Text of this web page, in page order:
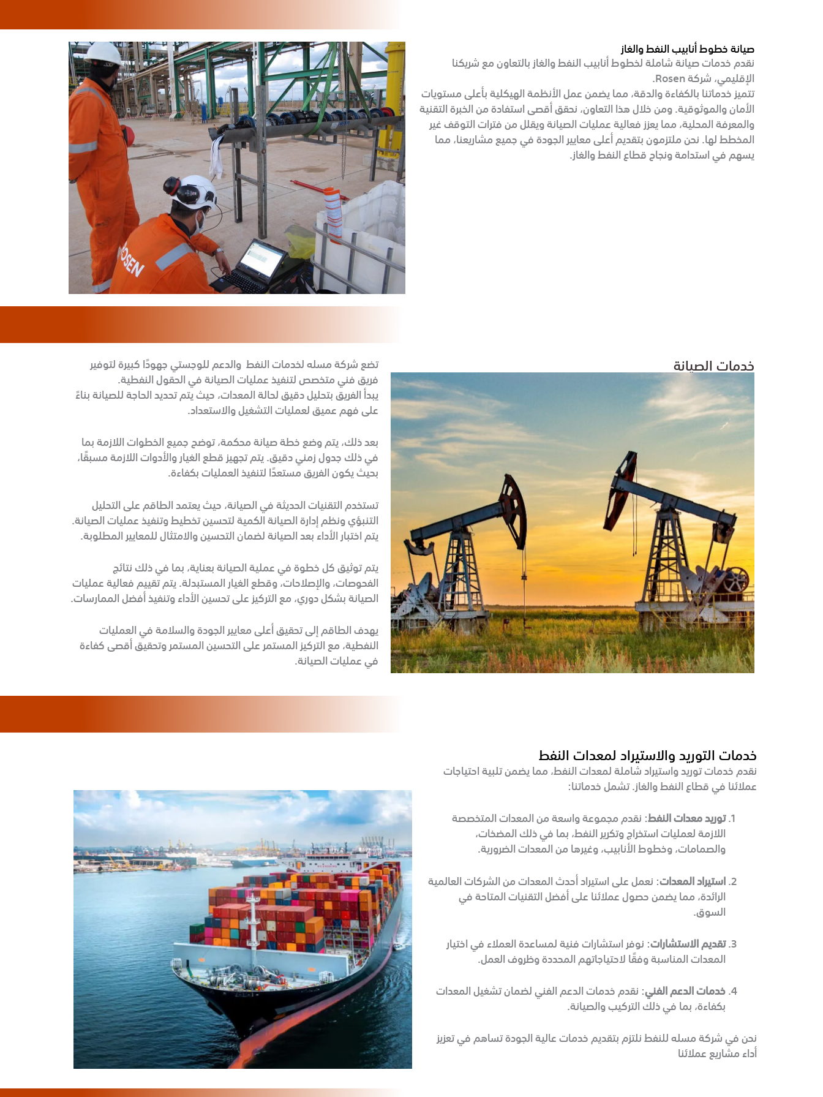
صيانة خطوط أنابيب النفط والغاز
نقدم خدمات صيانة شاملة لخطوط أنابيب النفط والغاز بالتعاون مع شريكنا
الإقليمي، شركة Rosen.
تتميز خدماتنا بالكفاءة والدقة، مما يضمن عمل الأنظمة الهيكلية بأعلى مستويات
الأمان والموثوقية. ومن خلال هذا التعاون، نحقق أقصى استفادة من الخبرة التقنية
والمعرفة المحلية، مما يعزز فعالية عمليات الصيانة ويقلل من فترات التوقف غير
المخطط لها. نحن ملتزمون بتقديم أعلى معايير الجودة في جميع مشاريعنا، مما
يسهم في استدامة ونجاح قطاع النفط والغاز.
خدمات الصيانة تضع شركة مسله لخدمات النفط والدعم للوجستي جهودًا كبيرة لتوفير
فريق فني متخصص لتنفيذ عمليات الصيانة في الحقول النفطية.
يبدأ الفريق بتحليل دقيق لحالة المعدات، حيث يتم تحديد الحاجة للصيانة بناءً
على فهم عميق لعمليات التشغيل والاستعداد.
بعد ذلك، يتم وضع خطة صيانة محكمة، توضح جميع الخطوات اللازمة بما
في ذلك جدول زمني دقيق. يتم تجهيز قطع الغيار والأدوات اللازمة مسبقًا،
بحيث يكون الفريق مستعدًا لتنفيذ العمليات بكفاءة.
تستخدم التقنيات الحديثة في الصيانة، حيث يعتمد الطاقم على التحليل
التنبؤي ونظم إدارة الصيانة الكمية لتحسين تخطيط وتنفيذ عمليات الصيانة.
يتم اختبار الأداء بعد الصيانة لضمان التحسين والامتثال للمعايير المطلوبة.
يتم توثيق كل خطوة في عملية الصيانة بعناية، بما في ذلك نتائج
الفحوصات، والإصلاحات، وقطع الغيار المستبدلة. يتم تقييم فعالية عمليات
الصيانة بشكل دوري، مع التركيز على تحسين الأداء وتنفيذ أفضل الممارسات.
يهدف الطاقم إلى تحقيق أعلى معايير الجودة والسلامة في العمليات
النفطية، مع التركيز المستمر على التحسين المستمر وتحقيق أقصى كفاءة
في عمليات الصيانة.
خدمات التوريد والاستيراد لمعدات النفط
نقدم خدمات توريد واستيراد شاملة لمعدات النفط، مما يضمن تلبية احتياجات
عملائنا في قطاع النفط والغاز. تشمل خدماتنا:
توريد معدات النفط: نقدم مجموعة واسعة من المعدات المتخصصة
اللازمة لعمليات استخراج وتكرير النفط، بما في ذلك المضخات،
والصمامات، وخطوط الأنابيب، وغيرها من المعدات الضرورية.
استيراد المعدات: نعمل على استيراد أحدث المعدات من الشركات العالمية
الرائدة، مما يضمن حصول عملائنا على أفضل التقنيات المتاحة في
السوق.
تقديم الاستشارات: نوفر استشارات فنية لمساعدة العملاء في اختيار
المعدات المناسبة وفقًا لاحتياجاتهم المحددة وظروف العمل.
خدمات الدعم الفني: نقدم خدمات الدعم الفني لضمان تشغيل المعدات
بكفاءة، بما في ذلك التركيب والصيانة.
نحن في شركة مسله للنفط نلتزم بتقديم خدمات عالية الجودة تساهم في تعزيز
أداء مشاريع عملائنا